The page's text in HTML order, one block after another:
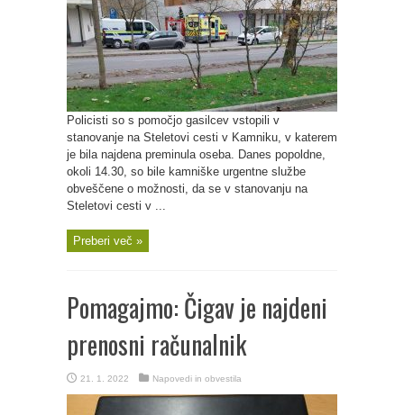
Policisti so s pomočjo gasilcev vstopili v
stanovanje na Steletovi cesti v Kamniku, v katerem
je bila najdena preminula oseba. Danes popoldne,
okoli 14.30, so bile kamniške urgentne službe
obveščene o možnosti, da se v stanovanju na
Steletovi cesti v ...
Preberi več »
Pomagajmo: Čigav je najdeni
prenosni računalnik
21. 1. 2022 Napovedi in obvestila